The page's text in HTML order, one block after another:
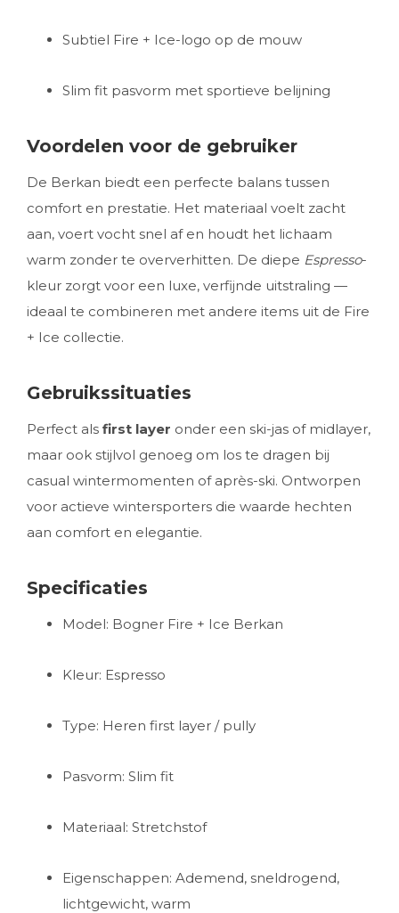
Subtiel Fire + Ice-logo op de mouw
Slim fit pasvorm met sportieve belijning
Voordelen voor de gebruiker
De Berkan biedt een perfecte balans tussen
comfort en prestatie. Het materiaal voelt zacht
aan, voert vocht snel af en houdt het lichaam
warm zonder te oververhitten. De diepe Espresso-
kleur zorgt voor een luxe, verfijnde uitstraling —
ideaal te combineren met andere items uit de Fire
+ Ice collectie.
Gebruikssituaties
Perfect als first layer onder een ski-jas of midlayer,
maar ook stijlvol genoeg om los te dragen bij
casual wintermomenten of après-ski. Ontworpen
voor actieve wintersporters die waarde hechten
aan comfort en elegantie.
Specificaties
Model: Bogner Fire + Ice Berkan
Kleur: Espresso
Type: Heren first layer / pully
Pasvorm: Slim fit
Materiaal: Stretchstof
Eigenschappen: Ademend, sneldrogend,
lichtgewicht, warm